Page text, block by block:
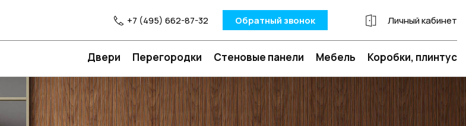
+7 (495) 662-87-32 Обратный звонок Личный кабинет
Двери Перегородки Стеновые панели Мебель Коробки, плинтус